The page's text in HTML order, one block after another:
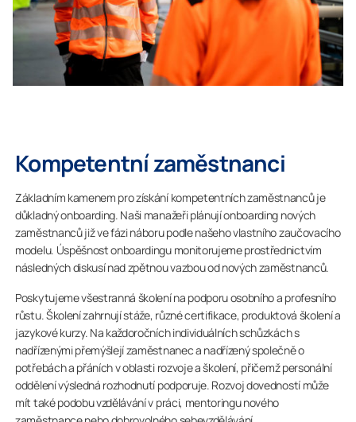
Kompetentní zaměstnanci
Základním kamenem pro získání kompetentních zaměstnanců je
důkladný onboarding. Naši manažeři plánují onboarding nových
zaměstnanců již ve fázi náboru podle našeho vlastního zaučovacího
modelu. Úspěšnost onboardingu monitorujeme prostřednictvím
následných diskusí nad zpětnou vazbou od nových zaměstnanců.
Poskytujeme všestranná školení na podporu osobního a profesního
růstu. Školení zahrnují stáže, různé certifikace, produktová školení a
jazykové kurzy. Na každoročních individuálních schůzkách s
nadřízenými přemýšlejí zaměstnanec a nadřízený společně o
potřebách a přáních v oblasti rozvoje a školení, přičemž personální
oddělení výsledná rozhodnutí podporuje. Rozvoj dovedností může
mít také podobu vzdělávání v práci, mentoringu nového